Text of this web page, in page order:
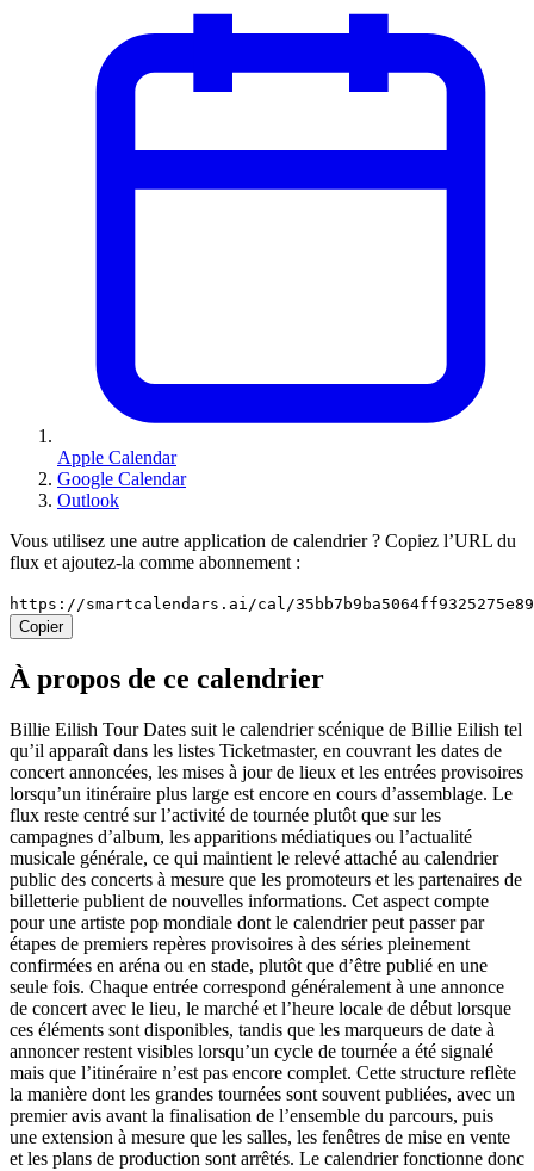
Apple Calendar
Google Calendar
Outlook
Vous utilisez une autre application de calendrier ? Copiez l’URL du
flux et ajoutez-la comme abonnement :
https://smartcalendars.ai/cal/
Copier
À propos de ce calendrier
Billie Eilish Tour Dates suit le calendrier scénique de Billie Eilish tel
qu’il apparaît dans les listes Ticketmaster, en couvrant les dates de
concert annoncées, les mises à jour de lieux et les entrées provisoires
lorsqu’un itinéraire plus large est encore en cours d’assemblage. Le
flux reste centré sur l’activité de tournée plutôt que sur les
campagnes d’album, les apparitions médiatiques ou l’actualité
musicale générale, ce qui maintient le relevé attaché au calendrier
public des concerts à mesure que les promoteurs et les partenaires de
billetterie publient de nouvelles informations. Cet aspect compte
pour une artiste pop mondiale dont le calendrier peut passer par
étapes de premiers repères provisoires à des séries pleinement
confirmées en aréna ou en stade, plutôt que d’être publié en une
seule fois. Chaque entrée correspond généralement à une annonce
de concert avec le lieu, le marché et l’heure locale de début lorsque
ces éléments sont disponibles, tandis que les marqueurs de date à
annoncer restent visibles lorsqu’un cycle de tournée a été signalé
mais que l’itinéraire n’est pas encore complet. Cette structure reflète
la manière dont les grandes tournées sont souvent publiées, avec un
premier avis avant la finalisation de l’ensemble du parcours, puis
une extension à mesure que les salles, les fenêtres de mise en vente
et les plans de production sont arrêtés. Le calendrier fonctionne donc